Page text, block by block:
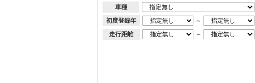
車種
初度登録年
～
走行距離
～